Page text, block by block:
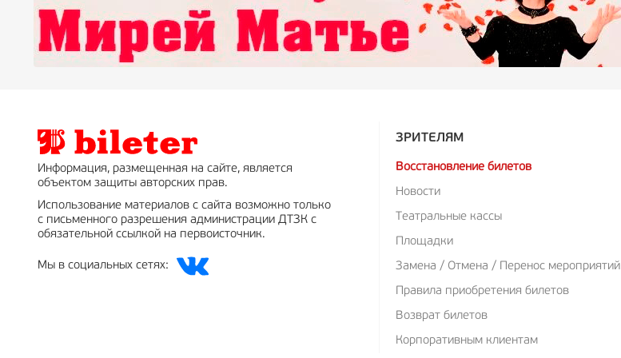
Информация, размещенная на сайте, является
объектом защиты авторских прав.
Использование материалов с сайта возможно только
с письменного разрешения администрации ДТЗК с
обязательной ссылкой на первоисточник.
Мы в социальных сетях:
ЗРИТЕЛЯМ
Восстановление билетов
Новости
Театральные кассы
Площадки
Замена / Отмена / Перенос мероприятий
Правила приобретения билетов
Возврат билетов
Корпоративным клиентам